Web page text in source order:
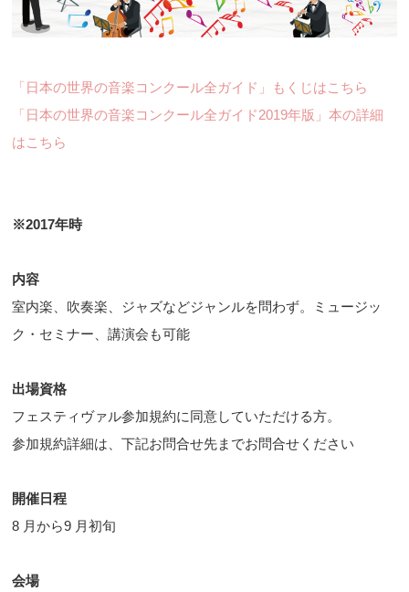
「日本の世界の音楽コンクール全ガイド」もくじはこちら
「日本の世界の音楽コンクール全ガイド2019年版」本の詳細
はこちら
※2017年時
内容
室内楽、吹奏楽、ジャズなどジャンルを問わず。ミュージッ
ク・セミナー、講演会も可能
出場資格
フェスティヴァル参加規約に同意していただける方。
参加規約詳細は、下記お問合せ先までお問合せください
開催日程
8 月から9 月初旬
会場